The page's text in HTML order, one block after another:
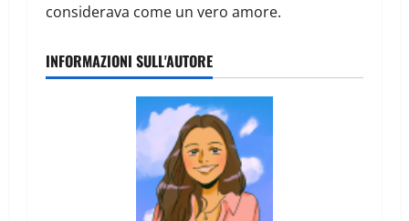
considerava come un vero amore.
INFORMAZIONI SULL'AUTORE